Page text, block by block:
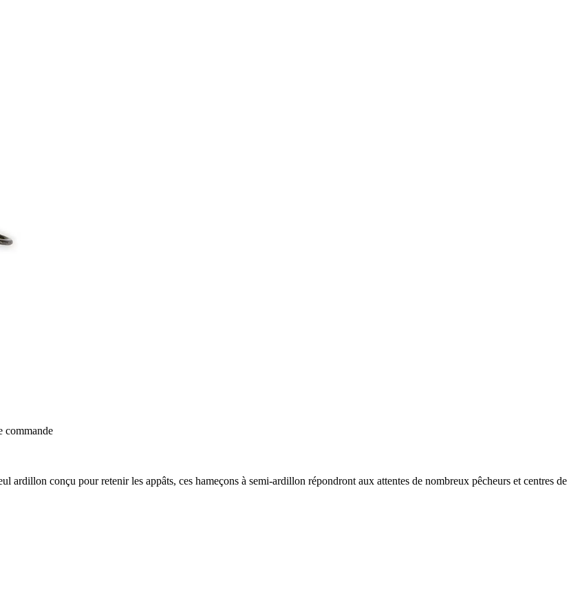
commande
ardillon conçu pour retenir les appâts, ces hameçons à semi-ardillon répondront aux attentes de nombreux pêcheurs et centres de